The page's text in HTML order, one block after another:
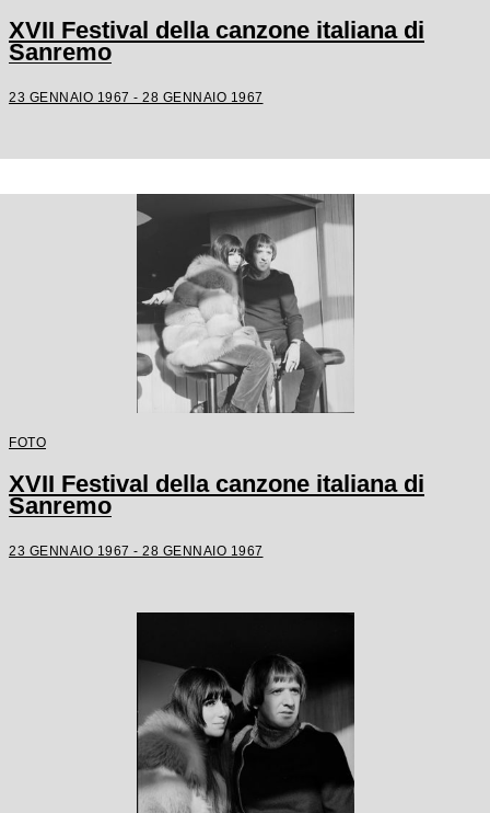
XVII Festival della canzone italiana di
Sanremo
23 GENNAIO 1967 - 28 GENNAIO 1967
FOTO
XVII Festival della canzone italiana di
Sanremo
23 GENNAIO 1967 - 28 GENNAIO 1967